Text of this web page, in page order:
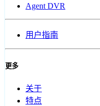
Agent DVR
用户指南
更多
关于
特点